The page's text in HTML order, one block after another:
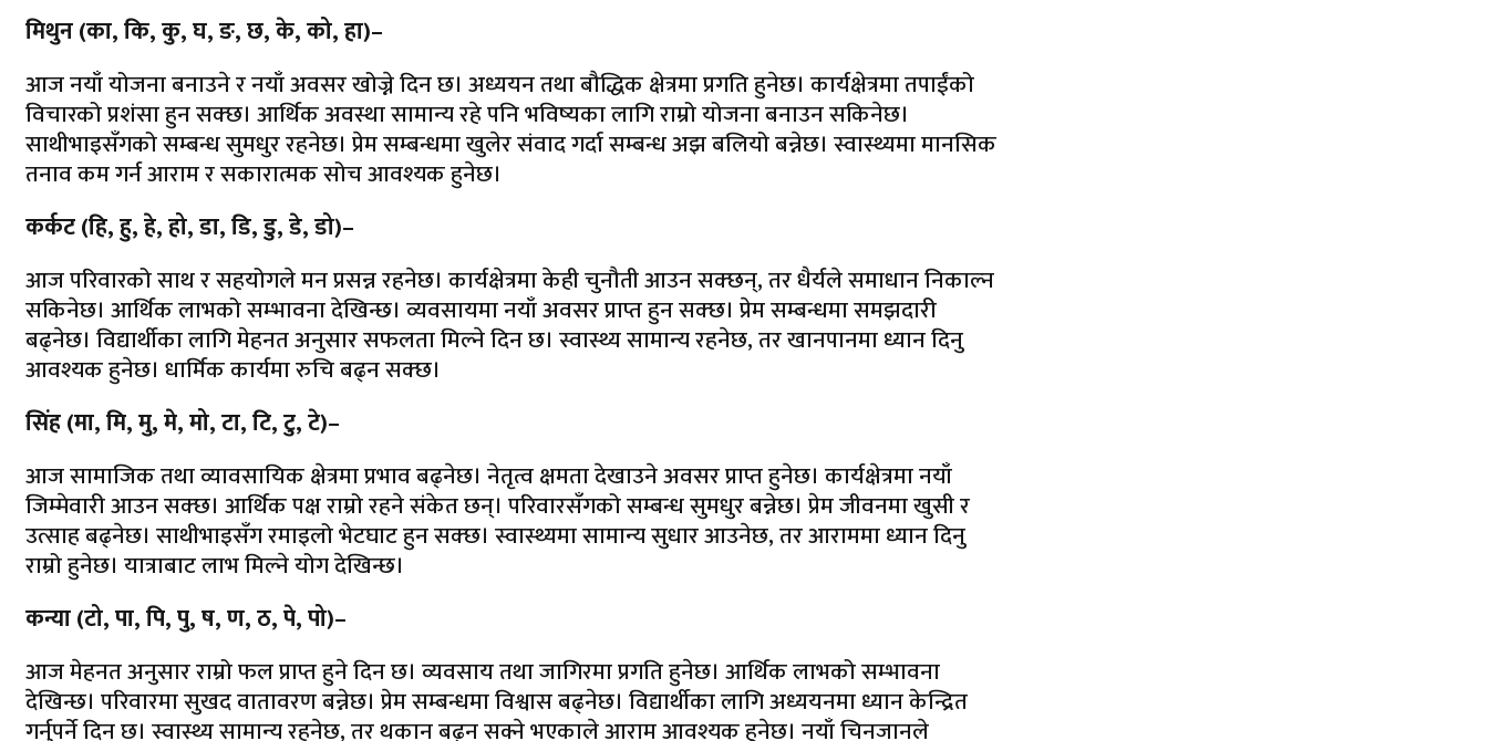
मिथुन (का, कि, कु, घ, ङ, छ, के, को, हा)–
आज नयाँ योजना बनाउने र नयाँ अवसर खोज्ने दिन छ। अध्ययन तथा बौद्धिक क्षेत्रमा प्रगति हुनेछ। कार्यक्षेत्रमा तपाईंको
विचारको प्रशंसा हुन सक्छ। आर्थिक अवस्था सामान्य रहे पनि भविष्यका लागि राम्रो योजना बनाउन सकिनेछ।
साथीभाइसँगको सम्बन्ध सुमधुर रहनेछ। प्रेम सम्बन्धमा खुलेर संवाद गर्दा सम्बन्ध अझ बलियो बन्नेछ। स्वास्थ्यमा मानसिक
तनाव कम गर्न आराम र सकारात्मक सोच आवश्यक हुनेछ।
कर्कट (हि, हु, हे, हो, डा, डि, डु, डे, डो)–
आज परिवारको साथ र सहयोगले मन प्रसन्न रहनेछ। कार्यक्षेत्रमा केही चुनौती आउन सक्छन्, तर धैर्यले समाधान निकाल्न
सकिनेछ। आर्थिक लाभको सम्भावना देखिन्छ। व्यवसायमा नयाँ अवसर प्राप्त हुन सक्छ। प्रेम सम्बन्धमा समझदारी
बढ्नेछ। विद्यार्थीका लागि मेहनत अनुसार सफलता मिल्ने दिन छ। स्वास्थ्य सामान्य रहनेछ, तर खानपानमा ध्यान दिनु
आवश्यक हुनेछ। धार्मिक कार्यमा रुचि बढ्न सक्छ।
सिंह (मा, मि, मु, मे, मो, टा, टि, टु, टे)–
आज सामाजिक तथा व्यावसायिक क्षेत्रमा प्रभाव बढ्नेछ। नेतृत्व क्षमता देखाउने अवसर प्राप्त हुनेछ। कार्यक्षेत्रमा नयाँ
जिम्मेवारी आउन सक्छ। आर्थिक पक्ष राम्रो रहने संकेत छन्। परिवारसँगको सम्बन्ध सुमधुर बन्नेछ। प्रेम जीवनमा खुसी र
उत्साह बढ्नेछ। साथीभाइसँग रमाइलो भेटघाट हुन सक्छ। स्वास्थ्यमा सामान्य सुधार आउनेछ, तर आराममा ध्यान दिनु
राम्रो हुनेछ। यात्राबाट लाभ मिल्ने योग देखिन्छ।
कन्या (टो, पा, पि, पु, ष, ण, ठ, पे, पो)–
आज मेहनत अनुसार राम्रो फल प्राप्त हुने दिन छ। व्यवसाय तथा जागिरमा प्रगति हुनेछ। आर्थिक लाभको सम्भावना
देखिन्छ। परिवारमा सुखद वातावरण बन्नेछ। प्रेम सम्बन्धमा विश्वास बढ्नेछ। विद्यार्थीका लागि अध्ययनमा ध्यान केन्द्रित
गर्नुपर्ने दिन छ। स्वास्थ्य सामान्य रहनेछ, तर थकान बढ्न सक्ने भएकाले आराम आवश्यक हुनेछ। नयाँ चिनजानले